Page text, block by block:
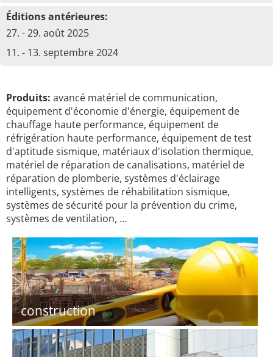
Éditions antérieures:
27. - 29. août 2025
11. - 13. septembre 2024
Produits: avancé matériel de communication,
équipement d'économie d'énergie, équipement de
chauffage haute performance, équipement de
réfrigération haute performance, équipement de test
d'aptitude sismique, matériaux d'isolation thermique,
matériel de réparation de canalisations, matériel de
réparation de plomberie, systèmes d'éclairage
intelligents, systèmes de réhabilitation sismique,
systèmes de sécurité pour la prévention du crime,
systèmes de ventilation, …
construction